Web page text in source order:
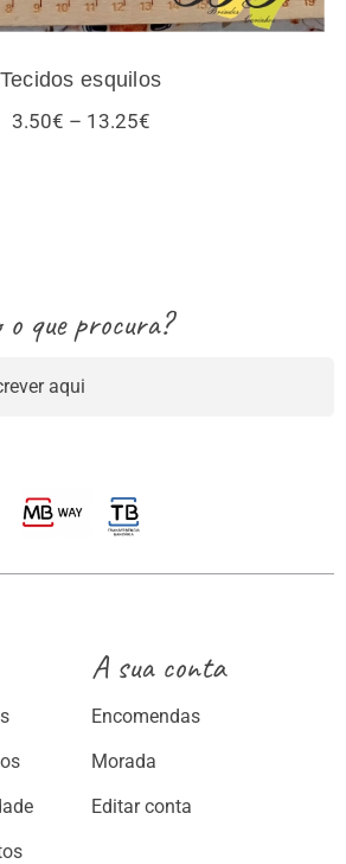
Tecidos esquilos
3.50€ – 13.25€Price
que procura?
A sua conta
Encomendas
Morada
Editar conta